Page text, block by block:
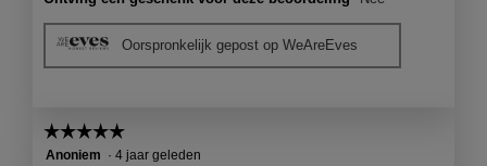
Oorspronkelijk gepost op WeAreEves
☆☆☆☆☆
☆☆☆☆☆
5
Anoniem · 4 jaar geleden